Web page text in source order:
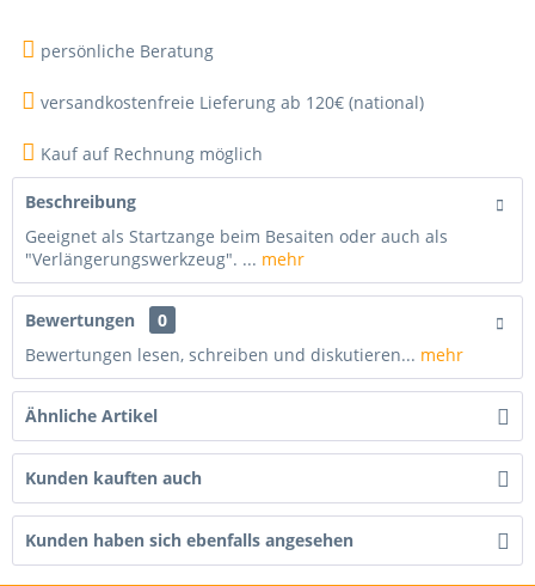
persönliche Beratung
versandkostenfreie Lieferung ab 120€ (national)
Kauf auf Rechnung möglich
Beschreibung
Geeignet als Startzange beim Besaiten oder auch als
"Verlängerungswerkzeug". ... mehr
Bewertungen
0
Bewertungen lesen, schreiben und diskutieren... mehr
Ähnliche Artikel
Kunden kauften auch
Kunden haben sich ebenfalls angesehen